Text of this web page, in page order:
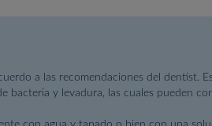
a las recomendaciones del dentist.
bacteria y levadura, las cuales pueden